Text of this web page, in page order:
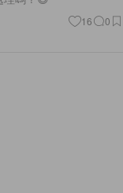
16 0